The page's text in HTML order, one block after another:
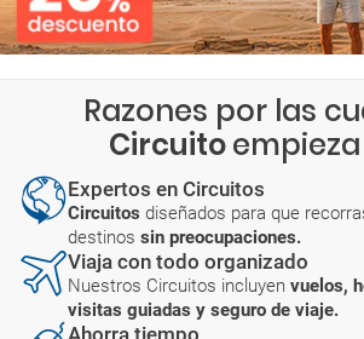
Razones por las
Circuito
Expertos en Circuitos
Circuitos diseñados para que
destinos sin preocupaciones.
Viaja con todo organizado
Nuestros Circuitos incluyen vuelos,
visitas guiadas y seguro de viaje.
Ahorra tiempo